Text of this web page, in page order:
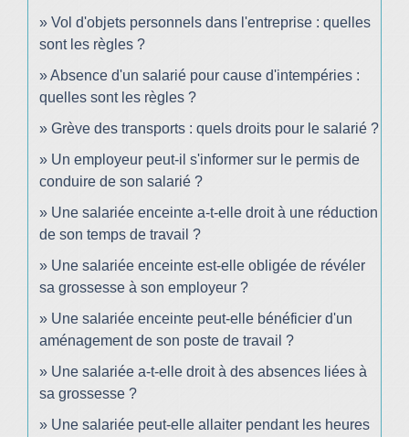
Vol d'objets personnels dans l'entreprise : quelles
sont les règles ?
Absence d'un salarié pour cause d'intempéries :
quelles sont les règles ?
Grève des transports : quels droits pour le salarié ?
Un employeur peut-il s'informer sur le permis de
conduire de son salarié ?
Une salariée enceinte a-t-elle droit à une réduction
de son temps de travail ?
Une salariée enceinte est-elle obligée de révéler
sa grossesse à son employeur ?
Une salariée enceinte peut-elle bénéficier d'un
aménagement de son poste de travail ?
Une salariée a-t-elle droit à des absences liées à
sa grossesse ?
Une salariée peut-elle allaiter pendant les heures